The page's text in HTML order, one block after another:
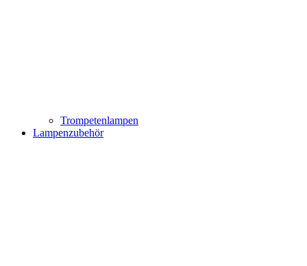
Trompetenlampen
Lampenzubehör